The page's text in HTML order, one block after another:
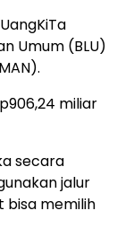
Umum (BLU)
miliar
secara
jalur
bisa memilih